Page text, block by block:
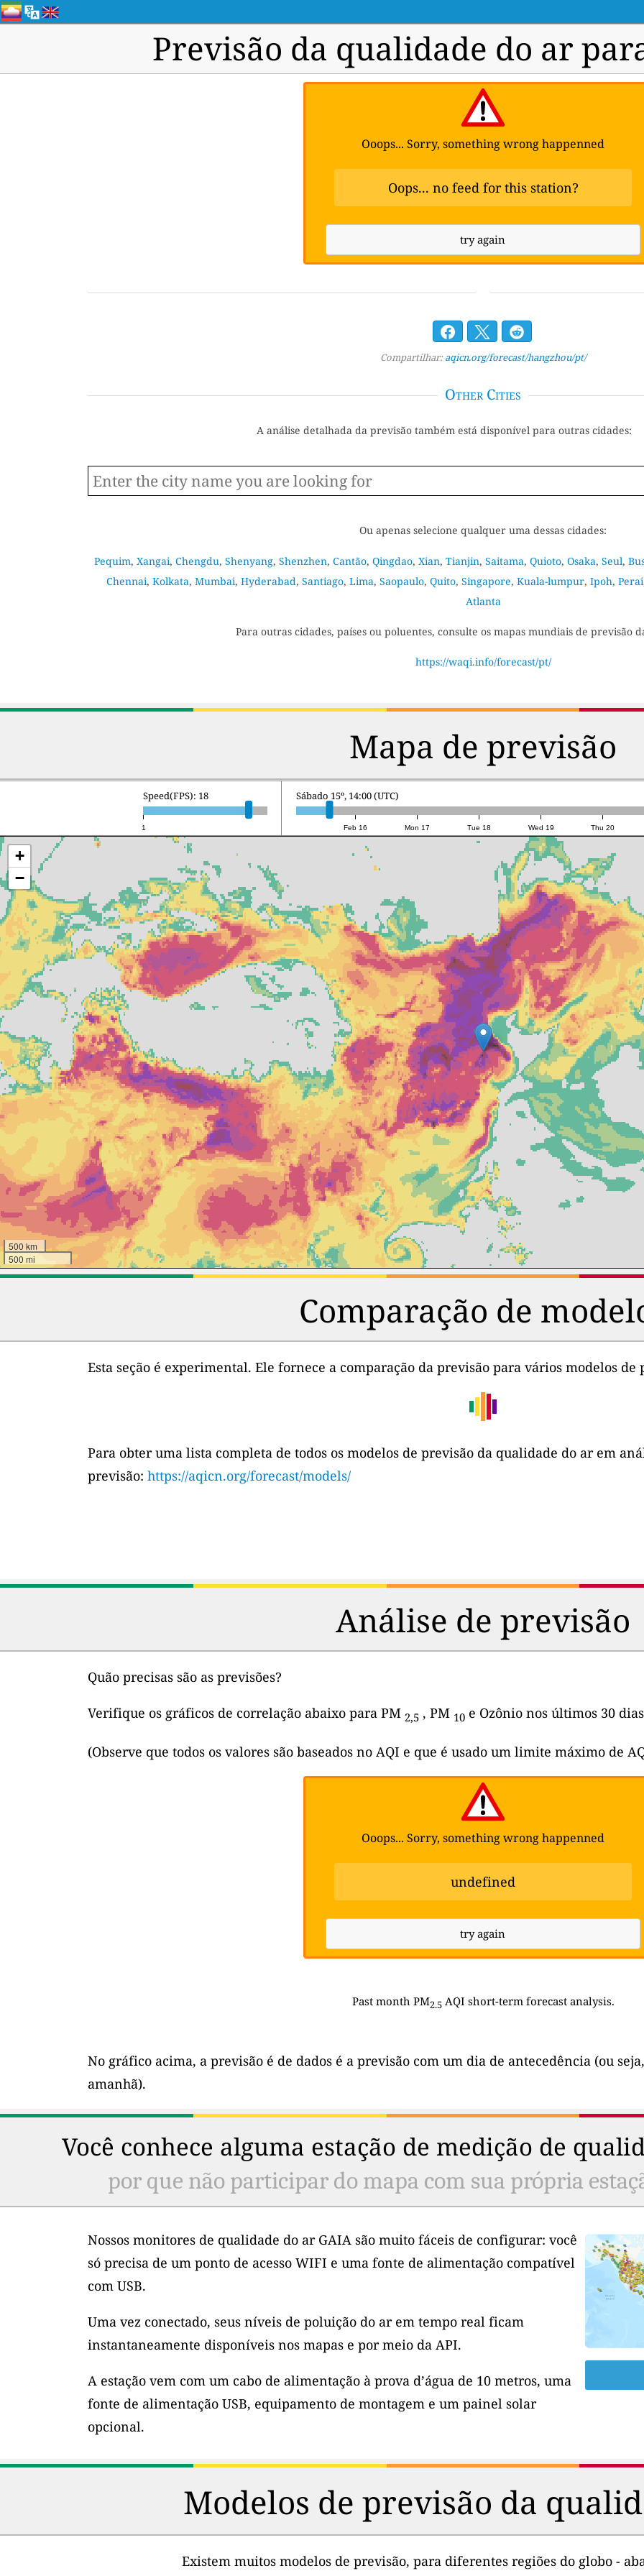
Previsão da qualidade do ar
Ooops... Sorry, something wrong happenned
Oops... no feed for this station?
try again
Compartilhar: aqicn.org/forecast/hangzhou/pt/
Other Cities
A análise detalhada da previsão também está disponível para outras cidades:
Ou apenas selecione qualquer uma dessas cidades:
Pequim, Xangai, Chengdu, Shenyang, Shenzhen, Cantão, Qingdao, Xian, Tianjin, Saitama, Quioto, Osaka, Seul,
Chennai, Kolkata, Mumbai, Hyderabad, Santiago, Lima, Saopaulo, Quito, Singapore, Kuala-lumpur, Ipoh, Perai
Atlanta
Para outras cidades, países ou poluentes, consulte os mapas mundiais de previsão
https://waqi.info/forecast/pt/
Mapa de previsão
1
Speed(FPS): 18
Feb 16 Mon 17 Tue 18 Wed 19 Thu 20
Sábado 15º, 14:00 (UTC)
+
−
500 km
500 mi
Comparação de
Esta seção é experimental. Ele fornece a comparação da previsão para vários modelos
Para obter uma lista completa de todos os modelos de previsão da qualidade do ar em
previsão: https://aqicn.org/forecast/models/
Análise de previsão
Quão precisas são as previsões?
Verifique os gráficos de correlação abaixo para PM 2,5 , PM 10 e Ozônio nos últimos 30
(Observe que todos os valores são baseados no AQI e que é usado um limite máximo de
Ooops... Sorry, something wrong happenned
undefined
try again
Past month PM2.5 AQI short-term forecast analysis.
No gráfico acima, a previsão é de dados é a previsão com um dia de antecedência (ou
amanhã).
Você conhece alguma estação de medição de
por que não participar do mapa com sua própria
Nossos monitores de qualidade do ar GAIA são muito fáceis de configurar: você
só precisa de um ponto de acesso WIFI e uma fonte de alimentação compatível
com USB.
Uma vez conectado, seus níveis de poluição do ar em tempo real ficam
instantaneamente disponíveis nos mapas e por meio da API.
A estação vem com um cabo de alimentação à prova d’água de 10 metros, uma
fonte de alimentação USB, equipamento de montagem e um painel solar
opcional.
Modelos de previsão da
Existem muitos modelos de previsão, para diferentes regiões do globo -